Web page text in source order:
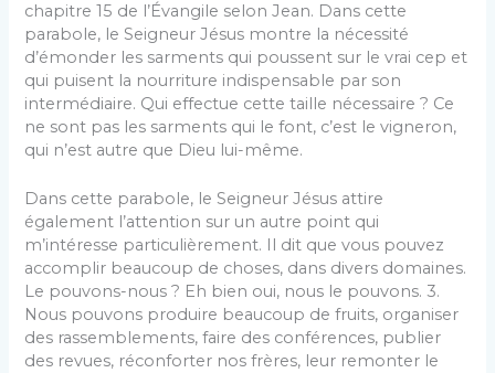
chapitre 15 de l’Évangile selon Jean. Dans cette
parabole, le Seigneur Jésus montre la nécessité
d’émonder les sarments qui poussent sur le vrai cep et
qui puisent la nourriture indispensable par son
intermédiaire. Qui effectue cette taille nécessaire ? Ce
ne sont pas les sarments qui le font, c’est le vigneron,
qui n’est autre que Dieu lui-même.
Dans cette parabole, le Seigneur Jésus attire
également l’attention sur un autre point qui
m’intéresse particulièrement. Il dit que vous pouvez
accomplir beaucoup de choses, dans divers domaines.
Le pouvons-nous ? Eh bien oui, nous le pouvons. 3.
Nous pouvons produire beaucoup de fruits, organiser
des rassemblements, faire des conférences, publier
des revues, réconforter nos frères, leur remonter le